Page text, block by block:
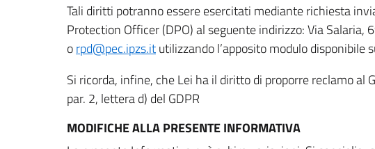
Tali diritti potranno essere esercitati mediante richiesta
Protection Officer (DPO) al seguente indirizzo: Via
orpd@pec.ipzs.itutilizzando l’apposito modulo disponibile
Si ricorda, infine, che Lei ha il diritto di proporre reclamo al
par. 2, lettera d) del GDPR
MODIFICHE ALLA PRESENTE INFORMATIVA